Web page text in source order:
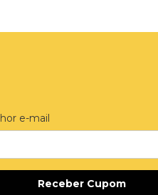
e-mail
Receber Cupom